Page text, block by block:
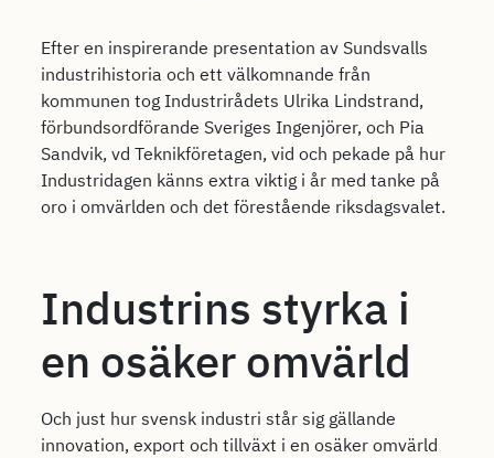
Efter en inspirerande presentation av Sundsvalls
industrihistoria och ett välkomnande från
kommunen tog Industrirådets Ulrika Lindstrand,
förbundsordförande Sveriges Ingenjörer, och Pia
Sandvik, vd Teknikföretagen, vid och pekade på hur
Industridagen känns extra viktig i år med tanke på
oro i omvärlden och det förestående riksdagsvalet.
Industrins styrka i
en osäker omvärld
Och just hur svensk industri står sig gällande
innovation, export och tillväxt i en osäker omvärld